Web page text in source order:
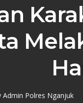
Admin Polres Nganjuk